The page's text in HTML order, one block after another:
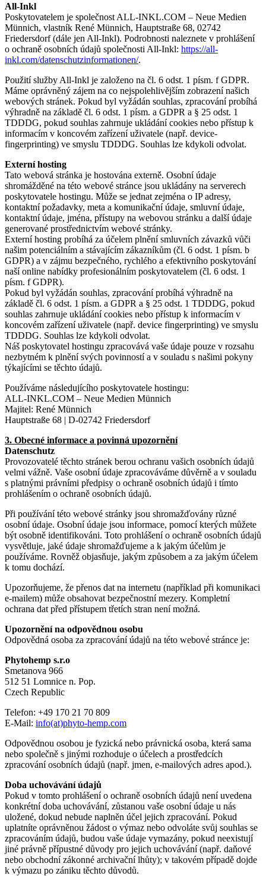
All-Inkl
Poskytovatelem je společnost ALL-INKL.COM – Neue Medien
Münnich, vlastník René Münnich, Hauptstraße 68, 02742
Friedersdorf (dále jen All-Inkl). Podrobnosti naleznete v prohlášení
o ochraně osobních údajů společnosti All-Inkl: https://all-
inkl.com/datenschutzinformationen/.
Použití služby All-Inkl je založeno na čl. 6 odst. 1 písm. f GDPR.
Máme oprávněný zájem na co nejspolehlivějším zobrazení našich
webových stránek. Pokud byl vyžádán souhlas, zpracování probíhá
výhradně na základě čl. 6 odst. 1 písm. a GDPR a § 25 odst. 1
TDDDG, pokud souhlas zahrnuje ukládání cookies nebo přístup k
informacím v koncovém zařízení uživatele (např. device-
fingerprinting) ve smyslu TDDDG. Souhlas lze kdykoli odvolat.
Externí hosting
Tato webová stránka je hostována externě. Osobní údaje
shromážděné na této webové stránce jsou ukládány na serverech
poskytovatele hostingu. Může se jednat zejména o IP adresy,
kontaktní požadavky, meta a komunikační údaje, smluvní údaje,
kontaktní údaje, jména, přístupy na webovou stránku a další údaje
generované prostřednictvím webové stránky.
Externí hosting probíhá za účelem plnění smluvních závazků vůči
našim potenciálním a stávajícím zákazníkům (čl. 6 odst. 1 písm. b
GDPR) a v zájmu bezpečného, rychlého a efektivního poskytování
naší online nabídky profesionálním poskytovatelem (čl. 6 odst. 1
písm. f GDPR).
Pokud byl vyžádán souhlas, zpracování probíhá výhradně na
základě čl. 6 odst. 1 písm. a GDPR a § 25 odst. 1 TDDDG, pokud
souhlas zahrnuje ukládání cookies nebo přístup k informacím v
koncovém zařízení uživatele (např. device fingerprinting) ve smyslu
TDDDG. Souhlas lze kdykoli odvolat.
Náš poskytovatel hostingu zpracovává vaše údaje pouze v rozsahu
nezbytném k plnění svých povinností a v souladu s našimi pokyny
týkajícími se těchto údajů.
Používáme následujícího poskytovatele hostingu:
ALL-INKL.COM – Neue Medien Münnich
Majitel: René Münnich
Hauptstraße 68 | D-02742 Friedersdorf
3. Obecné informace a povinná upozornění
Datenschutz
Provozovatelé těchto stránek berou ochranu vašich osobních údajů
velmi vážně. Vaše osobní údaje zpracováváme důvěrně a v souladu
s platnými právními předpisy o ochraně osobních údajů i tímto
prohlášením o ochraně osobních údajů.
Při používání této webové stránky jsou shromažďovány různé
osobní údaje. Osobní údaje jsou informace, pomocí kterých můžete
být osobně identifikováni. Toto prohlášení o ochraně osobních údajů
vysvětluje, jaké údaje shromažďujeme a k jakým účelům je
používáme. Rovněž objasňuje, jakým způsobem a za jakým účelem
k tomu dochází.
Upozorňujeme, že přenos dat na internetu (například při komunikaci
e-mailem) může obsahovat bezpečnostní mezery. Kompletní
ochrana dat před přístupem třetích stran není možná.
Upozornění na odpovědnou osobu
Odpovědná osoba za zpracování údajů na této webové stránce je:
Phytohemp s.r.o
Smetanova 966
512 51 Lomnice n. Pop.
Czech Republic
Telefon: +49 170 21 70 809
E-Mail: info(at)phyto-hemp.com
Odpovědnou osobou je fyzická nebo právnická osoba, která sama
nebo společně s jinými rozhoduje o účelech a prostředcích
zpracování osobních údajů (např. jmen, e-mailových adres apod.).
Doba uchovávání údajů
Pokud v tomto prohlášení o ochraně osobních údajů není uvedena
konkrétní doba uchovávání, zůstanou vaše osobní údaje u nás
uložené, dokud nebude naplněn účel jejich zpracování. Pokud
uplatníte oprávněnou žádost o výmaz nebo odvoláte svůj souhlas se
zpracováním údajů, budou vaše údaje vymazány, pokud neexistují
jiné právně přípustné důvody pro jejich uchovávání (např. daňové
nebo obchodní zákonné archivační lhůty); v takovém případě dojde
k výmazu po zániku těchto důvodů.